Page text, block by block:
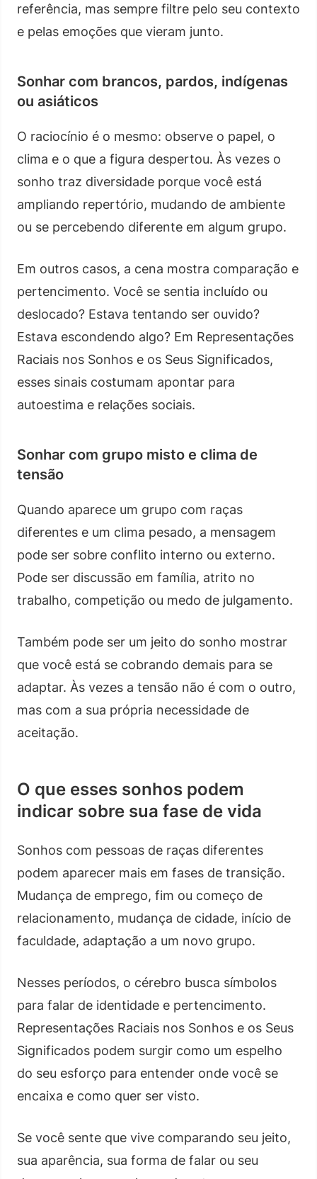
referência, mas sempre filtre pelo seu contexto
e pelas emoções que vieram junto.
Sonhar com brancos, pardos, indígenas
ou asiáticos
O raciocínio é o mesmo: observe o papel, o
clima e o que a figura despertou. Às vezes o
sonho traz diversidade porque você está
ampliando repertório, mudando de ambiente
ou se percebendo diferente em algum grupo.
Em outros casos, a cena mostra comparação e
pertencimento. Você se sentia incluído ou
deslocado? Estava tentando ser ouvido?
Estava escondendo algo? Em Representações
Raciais nos Sonhos e os Seus Significados,
esses sinais costumam apontar para
autoestima e relações sociais.
Sonhar com grupo misto e clima de
tensão
Quando aparece um grupo com raças
diferentes e um clima pesado, a mensagem
pode ser sobre conflito interno ou externo.
Pode ser discussão em família, atrito no
trabalho, competição ou medo de julgamento.
Também pode ser um jeito do sonho mostrar
que você está se cobrando demais para se
adaptar. Às vezes a tensão não é com o outro,
mas com a sua própria necessidade de
aceitação.
O que esses sonhos podem
indicar sobre sua fase de vida
Sonhos com pessoas de raças diferentes
podem aparecer mais em fases de transição.
Mudança de emprego, fim ou começo de
relacionamento, mudança de cidade, início de
faculdade, adaptação a um novo grupo.
Nesses períodos, o cérebro busca símbolos
para falar de identidade e pertencimento.
Representações Raciais nos Sonhos e os Seus
Significados podem surgir como um espelho
do seu esforço para entender onde você se
encaixa e como quer ser visto.
Se você sente que vive comparando seu jeito,
sua aparência, sua forma de falar ou seu